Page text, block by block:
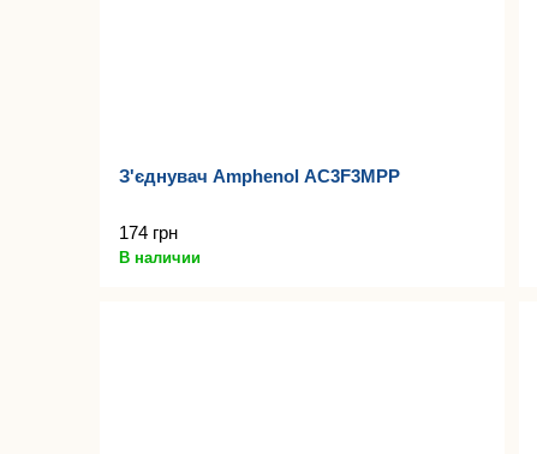
З'єднувач Amphenol AC3F3MPP
174 грн
В наличии